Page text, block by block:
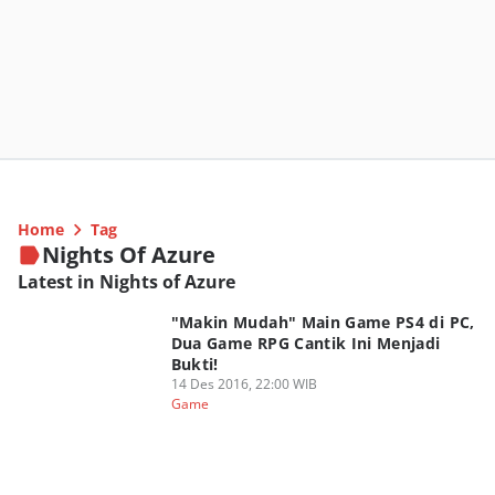
Home Tag
Nights Of Azure
Latest in Nights of Azure
"Makin Mudah" Main Game PS4 di PC,
Dua Game RPG Cantik Ini Menjadi
Bukti!
14 Des 2016, 22:00 WIB
Game